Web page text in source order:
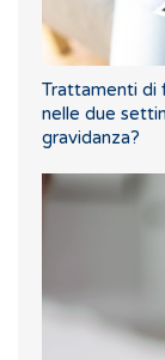
Trattamenti di
nelle due
gravidanza?